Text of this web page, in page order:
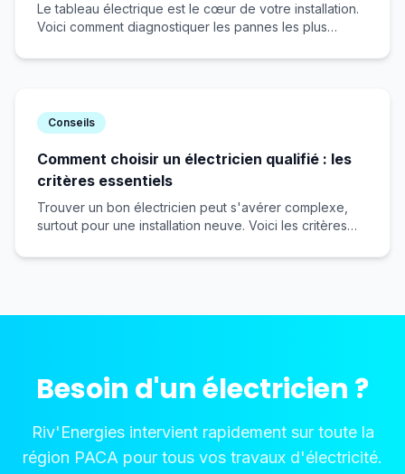
Le tableau électrique est le cœur de votre installation.
Voici comment diagnostiquer les pannes les plus
Conseils
Comment choisir un électricien qualifié : les
critères essentiels
Trouver un bon électricien peut s'avérer complexe,
surtout pour une installation neuve. Voici les critères
mauvaises surprises.
Besoin d'un électricien ?
Riv'Energies intervient rapidement sur toute la
région PACA pour tous vos travaux d'électricité.